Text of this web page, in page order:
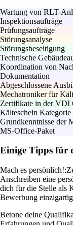
Wartung von RLT-
Inspektionsaufträge
Prüfungsaufträge
Störungsanalyse
Störungsbeseitigung
Technische
Koordination von
Dokumentation
Abgeschlossene
Mechatroniker für
Zertifikate in der VDI
Kälteschein Kategorie
Grundkenntnisse der
MS-Office-Paket
Einige Tipps für
Mach es persönlich!:
Anschreiben eine
dich für die Stelle als
Bewerbung
Betone deine